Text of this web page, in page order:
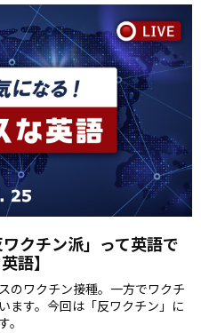
クチン派」って英語で
語】
のワクチン接種。一方でワクチ
ます。今回は「反ワクチン」に